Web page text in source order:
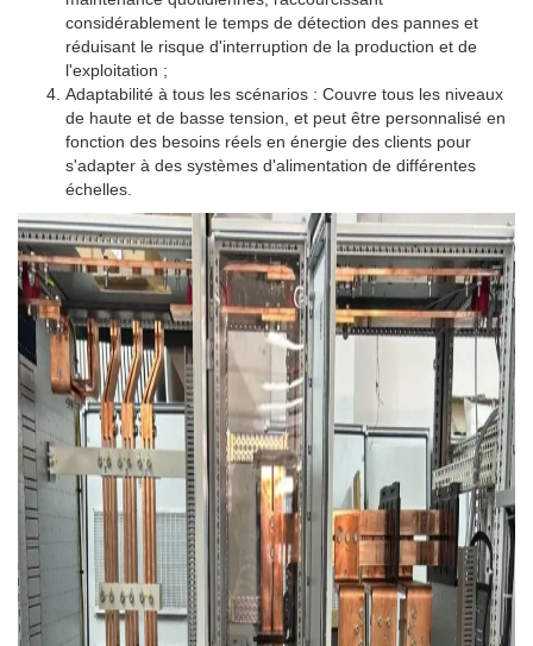
considérablement le temps de détection des pannes et
réduisant le risque d'interruption de la production et de
l'exploitation ;
Adaptabilité à tous les scénarios : Couvre tous les niveaux
de haute et de basse tension, et peut être personnalisé en
fonction des besoins réels en énergie des clients pour
s'adapter à des systèmes d'alimentation de différentes
échelles.